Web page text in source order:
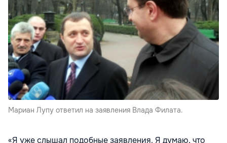
Мариан Лупу ответил на заявления Влада Филата.
«Я уже слышал подобные заявления. Я думаю, что